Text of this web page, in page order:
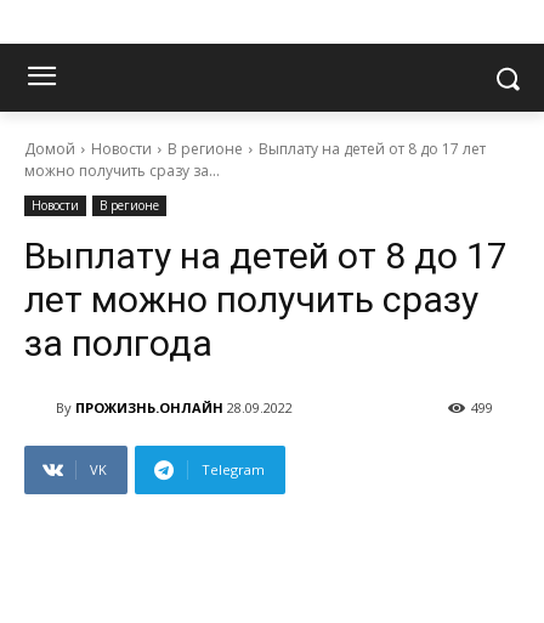
Домой Новости В регионе
Выплату на детей от 8 до 17 лет
можно получить сразу за...
Новости В регионе
Выплату на детей от 8 до 17
лет можно получить сразу
за полгода
By ПРОЖИЗНЬ.ОНЛАЙН 28.09.2022 499
VK Telegram